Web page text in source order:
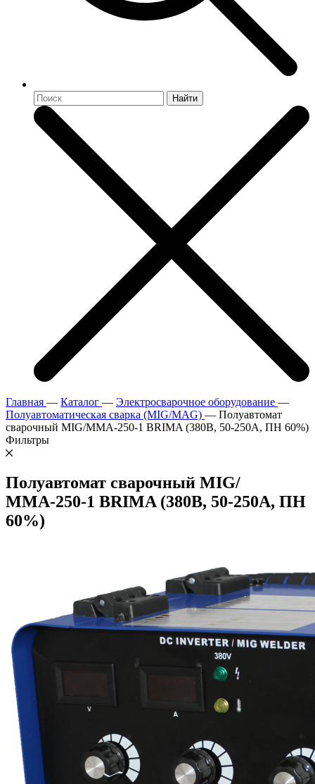
Найти
Главная — Каталог — Электросварочное оборудование —
Полуавтоматическая сварка (MIG/MAG) — Полуавтомат
сварочный MIG/ММА-250-1 BRIMA (380В, 50-250А, ПН 60%)
Фильтры
Полуавтомат сварочный MIG/
ММА-250-1 BRIMA (380В, 50-250А, ПН
60%)